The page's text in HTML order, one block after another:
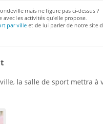
mais ne figure pas ci-dessus ?
avec les activités qu'elle propose.
par villeet de lui parler de notre site
la salle de sport mettra à